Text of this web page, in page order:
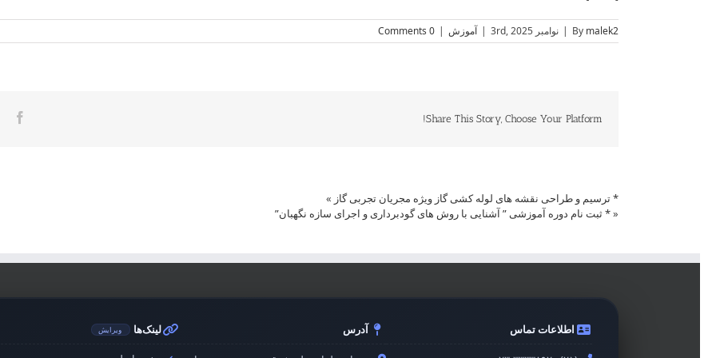
By malek2
| نوامبر 3rd, 2025 | آموزش |
0 Comments
Share This Story, Choose Your Platform!
* ترسیم و طراحی نقشه های لوله کشی گاز ویژه مجریان تجربی گاز »
«* ثبت نام دوره آموزشی ” آشنایی با روش های گودبرداری و اجرای سازه نگهبان”
اطلاعات تماس آدرس لینک‌ها ویرایش